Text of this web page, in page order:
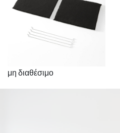
μη διαθέσιμο